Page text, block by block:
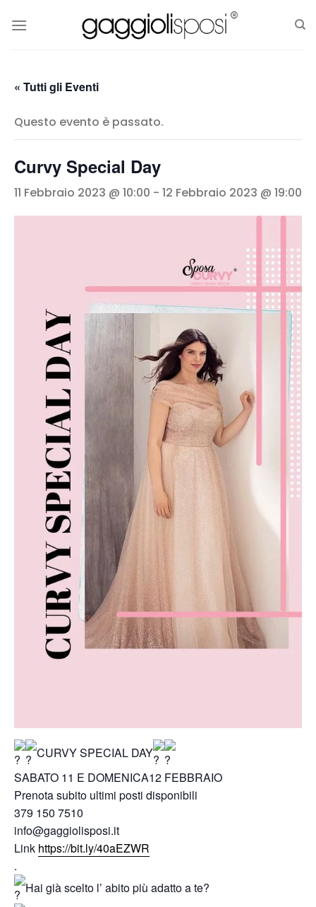
« Tutti gli Eventi
Questo evento è passato.
Curvy Special Day
11 Febbraio 2023 @ 10:00 - 12 Febbraio 2023 @ 19:00
CURVY SPECIAL DAY
SABATO 11 E DOMENICA12 FEBBRAIO
Prenota subito ultimi posti disponibili
379 150 7510
info@gaggiolisposi.it
Link https://bit.ly/40aEZWR
.
Hai già scelto l’ abito più adatto a te?